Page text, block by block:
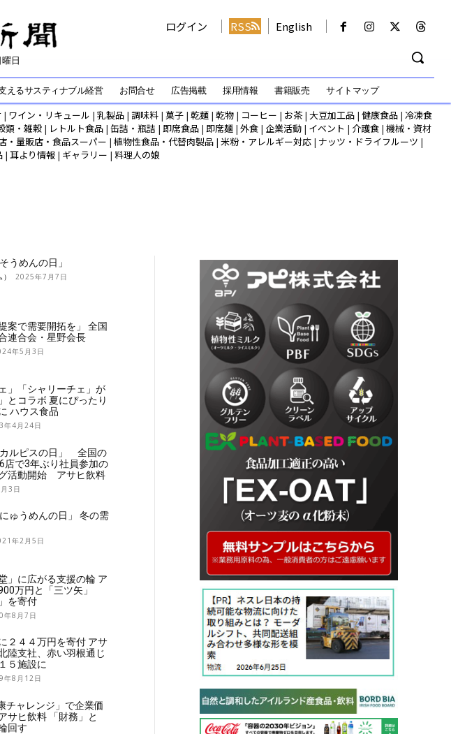
曜日
ログイン RSS English
えるサスティナブル経営 お問合せ 広告掲載 採用情報 書籍販売 サイトマップ
| ワイン・リキュール | 乳製品 | 調味料 | 菓子 | 乾麺 | 乾物 | コーヒー | お茶 | 大豆加工品 | 健康食品 | 冷凍食
類・雑穀 | レトルト食品 | 缶詰・瓶詰 | 即席食品 | 即席麺 | 外食 | 企業活動 | イベント | 介護食 | 機械・資材
・量販店・食品スーパー | 植物性食品・代替肉製品 | 米粉・アレルギー対応 | ナッツ・ドライフルーツ |
| 耳より情報 | ギャラリー | 料理人の娘
うめんの日」
2025年7月7日
案で需要開拓を」 全国
連合会・星野会長
年5月3日
」「シャリーチェ」が
とコラボ 夏にぴったり
ハウス食品
年4月24日
ルピスの日」 全国の
店で3年ぶり社員参加の
活動開始 アサヒ飲料
3日
ゅうめんの日」 冬の需
年2月5日
」に広がる支援の輪 ア
万円と「三ツ矢」
を寄付
年8月7日
２４４万円を寄付 アサ
陸支社、赤い羽根通じ
５施設に
年8月12日
チャレンジ」で企業価
サヒ飲料 「財務」と
回す